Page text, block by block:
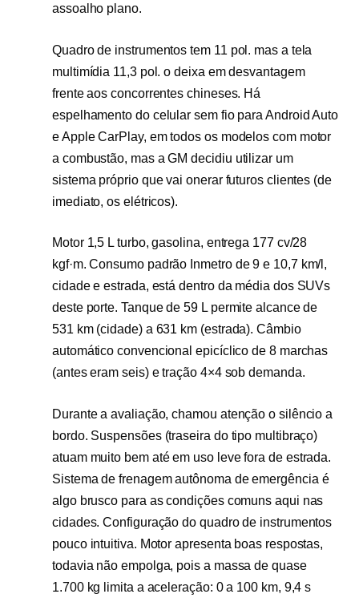
assoalho plano.
Quadro de instrumentos tem 11 pol. mas a tela
multimídia 11,3 pol. o deixa em desvantagem
frente aos concorrentes chineses. Há
espelhamento do celular sem fio para Android Auto
e Apple CarPlay, em todos os modelos com motor
a combustão, mas a GM decidiu utilizar um
sistema próprio que vai onerar futuros clientes (de
imediato, os elétricos).
Motor 1,5 L turbo, gasolina, entrega 177 cv/28
kgf·m. Consumo padrão Inmetro de 9 e 10,7 km/l,
cidade e estrada, está dentro da média dos SUVs
deste porte. Tanque de 59 L permite alcance de
531 km (cidade) a 631 km (estrada). Câmbio
automático convencional epicíclico de 8 marchas
(antes eram seis) e tração 4×4 sob demanda.
Durante a avaliação, chamou atenção o silêncio a
bordo. Suspensões (traseira do tipo multibraço)
atuam muito bem até em uso leve fora de estrada.
Sistema de frenagem autônoma de emergência é
algo brusco para as condições comuns aqui nas
cidades. Configuração do quadro de instrumentos
pouco intuitiva. Motor apresenta boas respostas,
todavia não empolga, pois a massa de quase
1.700 kg limita a aceleração: 0 a 100 km, 9,4 s